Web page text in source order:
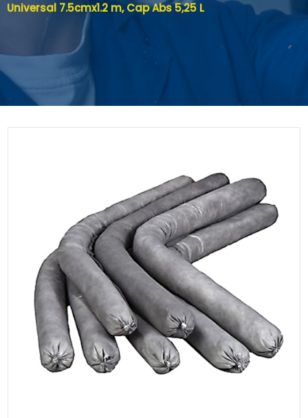
Universal 7.5cmx1.2 m, Cap Abs 5,25 L